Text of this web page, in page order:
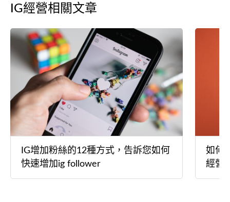
IG經營相關文章
IG增加粉絲的12種方式，告訴您如何
快速增加ig follower
如何
經營